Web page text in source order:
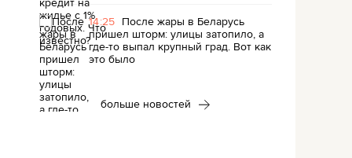
14:25 После жары в Беларусь
пришел шторм: улицы затопило, а
где-то выпал крупный град. Вот как
это было
больше новостей